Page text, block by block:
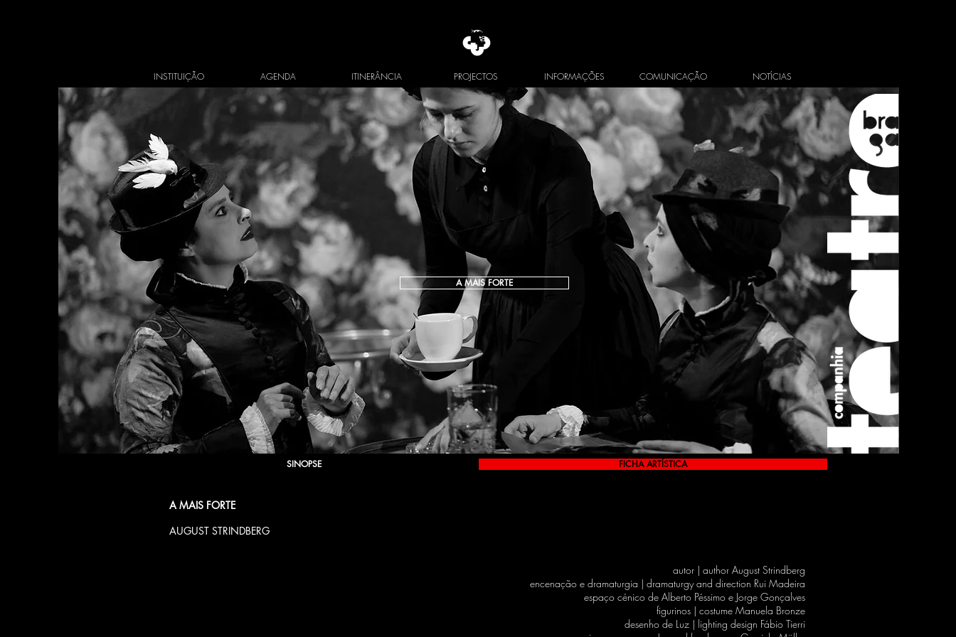
INSTITUIÇÃO AGENDA ITINERÂNCIA PROJECTOS INFORMAÇÕES COMUNICAÇÃO NOTÍCIAS
A MAIS FORTE
A MAIS FORTE
AUGUST STRINDBERG
autor | author August Strindberg
encenação e dramaturgia | dramaturgy and direction Rui Madeira
espaço cénico de Alberto Péssimo e Jorge Gonçalves
figurinos | costume Manuela Bronze
desenho de Luz | lighting design Fábio Tierri
SINOPSE FICHA ARTÍSTICA